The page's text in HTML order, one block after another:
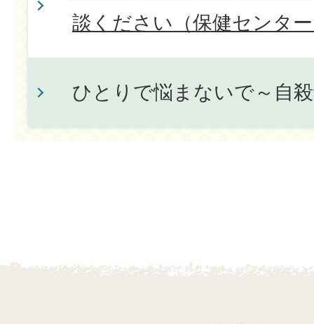
談ください（保健センタ
ひとりで悩まないで～自